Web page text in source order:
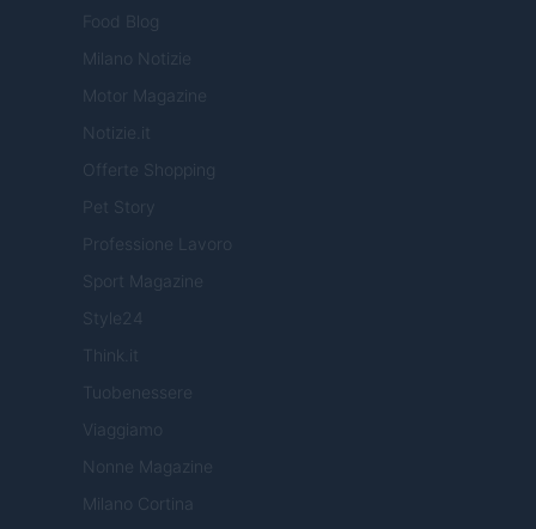
Food Blog
Milano Notizie
Motor Magazine
Notizie.it
Offerte Shopping
Pet Story
Professione Lavoro
Sport Magazine
Style24
Think.it
Tuobenessere
Viaggiamo
Nonne Magazine
Milano Cortina